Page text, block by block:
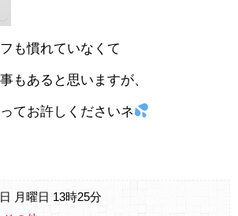
も慣れていなくて
もあると思いますが、
てお許しくださいネ
月曜日 13時25分